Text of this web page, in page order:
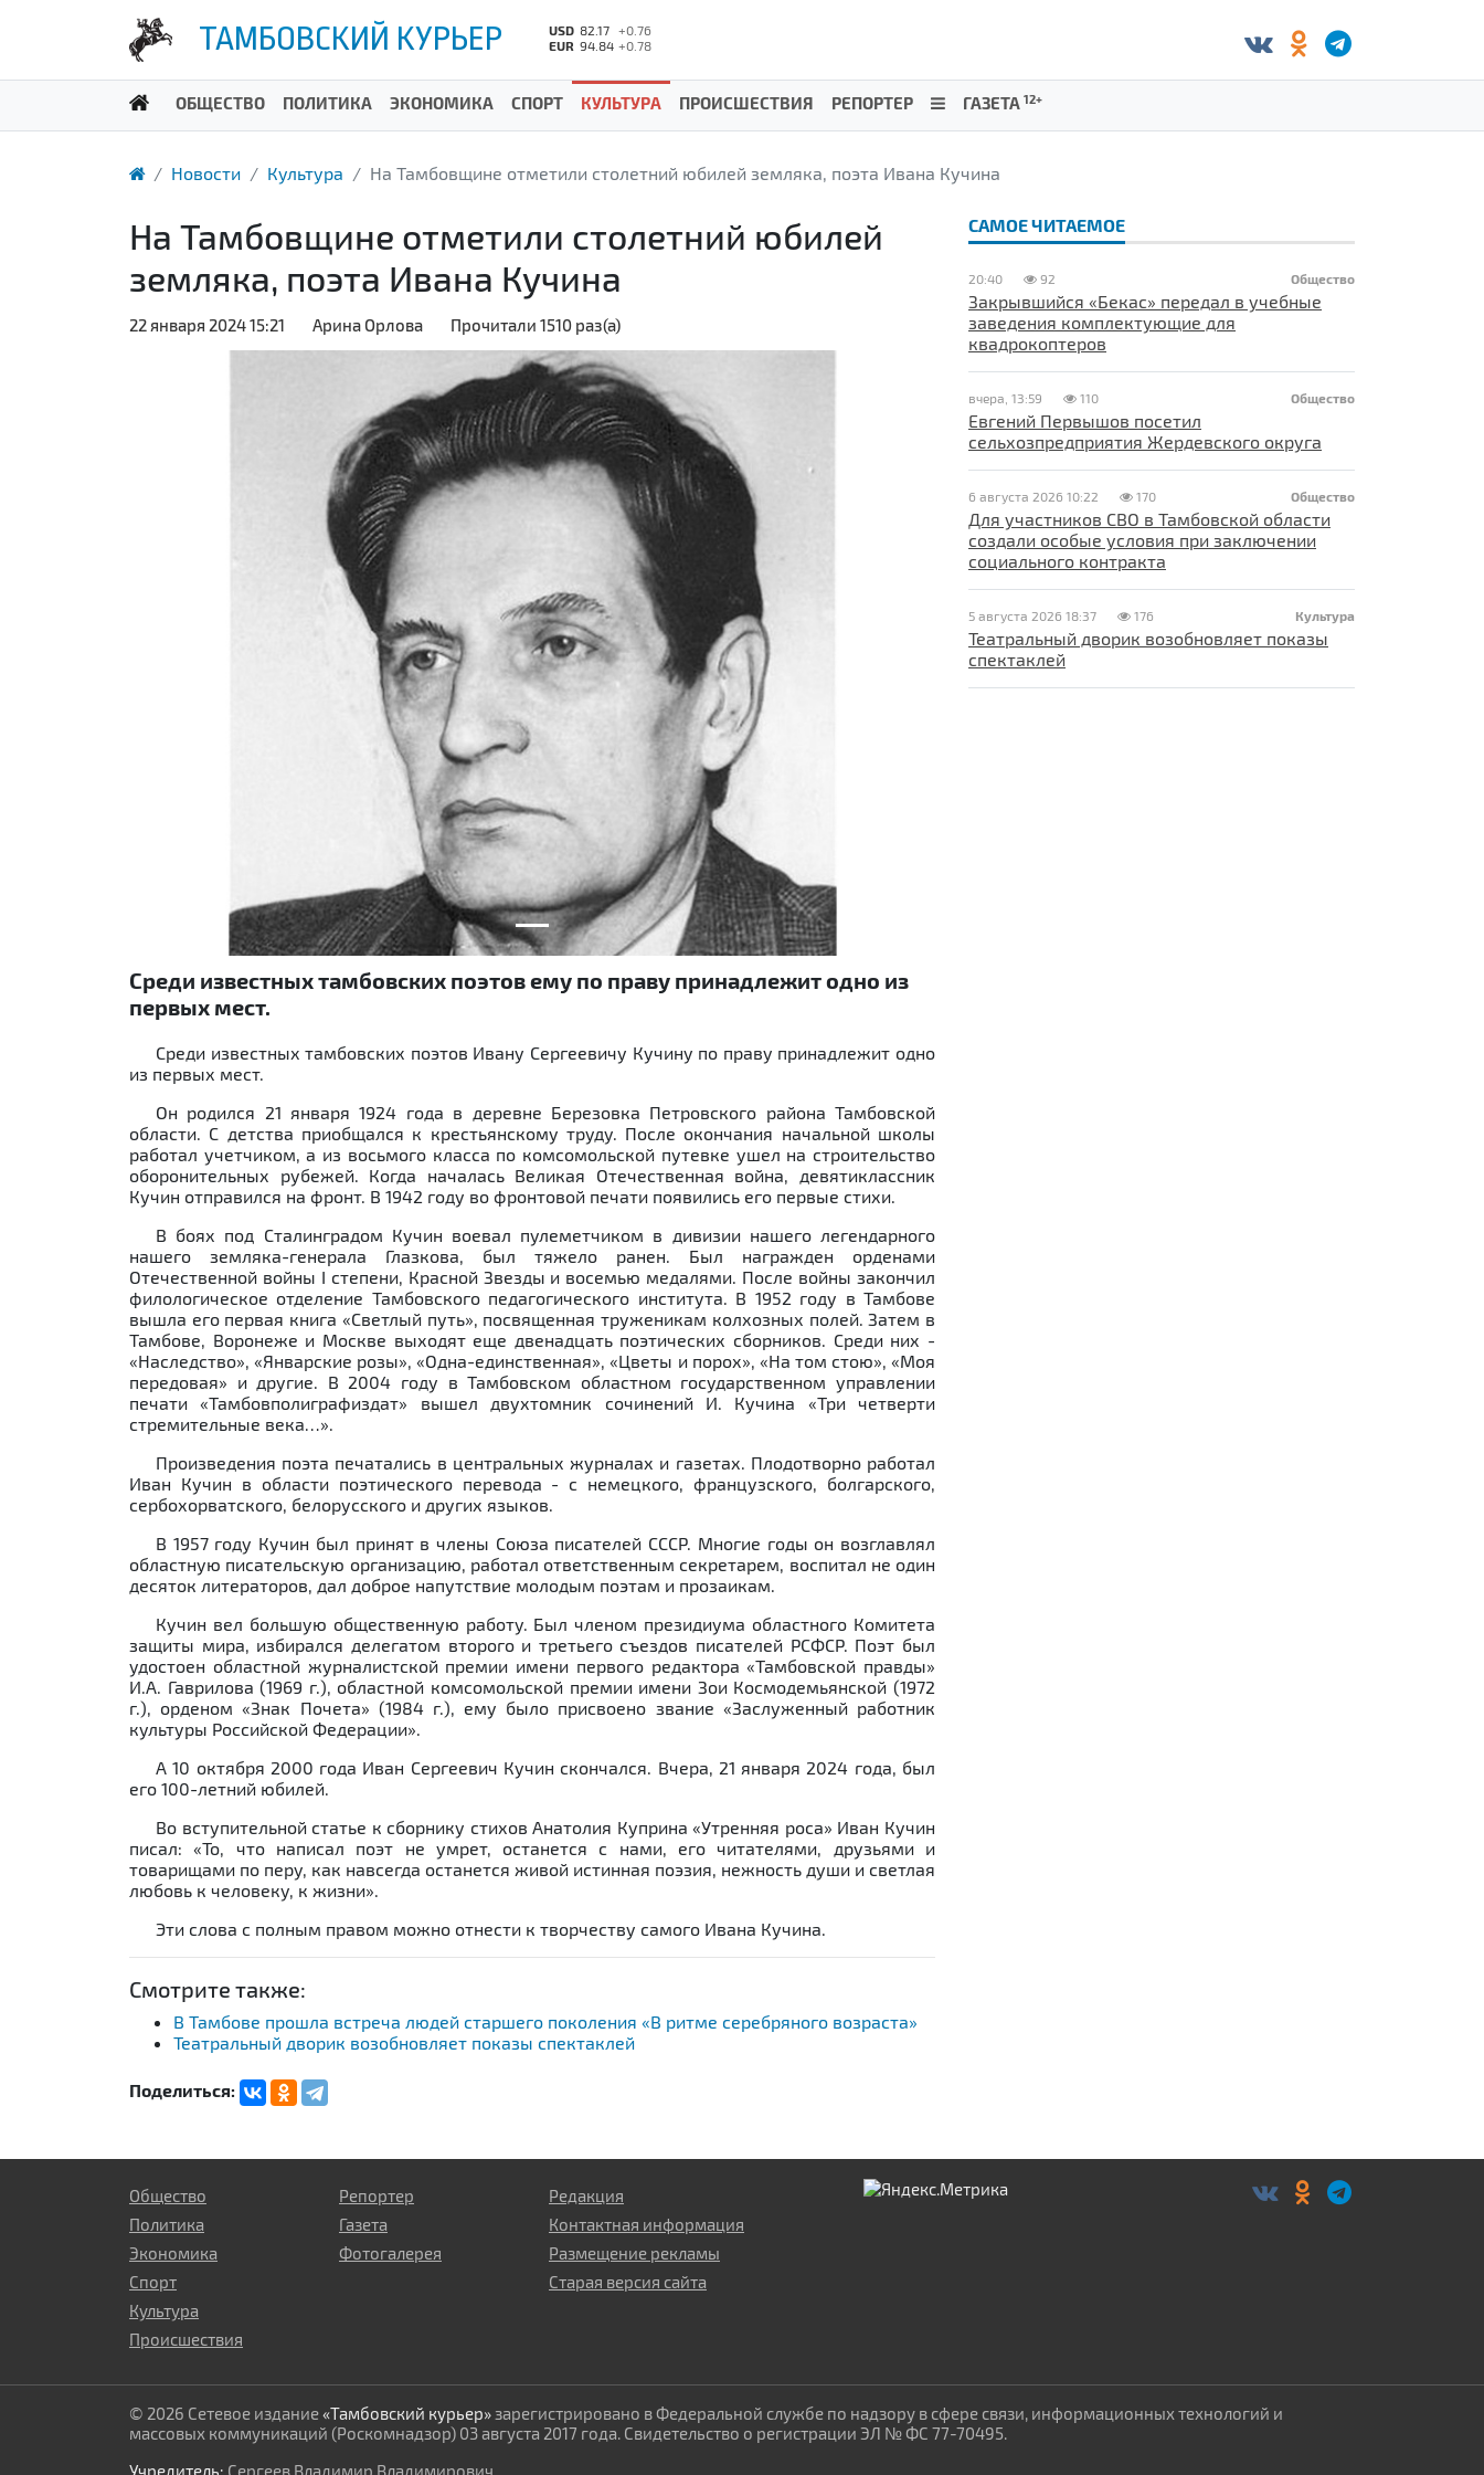
ТАМБОВСКИЙ КУРЬЕР USD 82.17 +0.76
EUR 94.84 +0.78
ОБЩЕСТВО ПОЛИТИКА ЭКОНОМИКА СПОРТ КУЛЬТУРА ПРОИСШЕСТВИЯ РЕПОРТЕР ГАЗЕТА 12+
Новости Культура На Тамбовщине отметили столетний юбилей земляка, поэта Ивана Кучина
На Тамбовщине отметили столетний юбилей
земляка, поэта Ивана Кучина
22 января 2024 15:21 Арина Орлова Прочитали 1510 раз(а)
Среди известных тамбовских поэтов ему по праву принадлежит одно из
первых мест.
Среди известных тамбовских поэтов Ивану Сергеевичу Кучину по праву принадлежит одно
из первых мест.
Он родился 21 января 1924 года в деревне Березовка Петровского района Тамбовской
области. С детства приобщался к крестьянскому труду. После окончания начальной школы
работал учетчиком, а из восьмого класса по комсомольской путевке ушел на строительство
оборонительных рубежей. Когда началась Великая Отечественная война, девятиклассник
Кучин отправился на фронт. В 1942 году во фронтовой печати появились его первые стихи.
В боях под Сталинградом Кучин воевал пулеметчиком в дивизии нашего легендарного
нашего земляка-генерала Глазкова, был тяжело ранен. Был награжден орденами
Отечественной войны I степени, Красной Звезды и восемью медалями. После войны закончил
филологическое отделение Тамбовского педагогического института. В 1952 году в Тамбове
вышла его первая книга «Светлый путь», посвященная труженикам колхозных полей. Затем в
Тамбове, Воронеже и Москве выходят еще двенадцать поэтических сборников. Среди них -
«Наследство», «Январские розы», «Одна-единственная», «Цветы и порох», «На том стою», «Моя
передовая» и другие. В 2004 году в Тамбовском областном государственном управлении
печати «Тамбовполиграфиздат» вышел двухтомник сочинений И. Кучина «Три четверти
стремительные века…».
Произведения поэта печатались в центральных журналах и газетах. Плодотворно работал
Иван Кучин в области поэтического перевода - с немецкого, французского, болгарского,
сербохорватского, белорусского и других языков.
В 1957 году Кучин был принят в члены Союза писателей СССР. Многие годы он возглавлял
областную писательскую организацию, работал ответственным секретарем, воспитал не один
десяток литераторов, дал доброе напутствие молодым поэтам и прозаикам.
Кучин вел большую общественную работу. Был членом президиума областного Комитета
защиты мира, избирался делегатом второго и третьего съездов писателей РСФСР. Поэт был
удостоен областной журналистской премии имени первого редактора «Тамбовской правды»
И.А. Гаврилова (1969 г.), областной комсомольской премии имени Зои Космодемьянской (1972
г.), орденом «Знак Почета» (1984 г.), ему было присвоено звание «Заслуженный работник
культуры Российской Федерации».
А 10 октября 2000 года Иван Сергеевич Кучин скончался. Вчера, 21 января 2024 года, был
его 100-летний юбилей.
Во вступительной статье к сборнику стихов Анатолия Куприна «Утренняя роса» Иван Кучин
писал: «То, что написал поэт не умрет, останется с нами, его читателями, друзьями и
товарищами по перу, как навсегда останется живой истинная поэзия, нежность души и светлая
любовь к человеку, к жизни».
Эти слова с полным правом можно отнести к творчеству самого Ивана Кучина.
Смотрите также:
В Тамбове прошла встреча людей старшего поколения «В ритме серебряного возраста»
Театральный дворик возобновляет показы спектаклей
Поделиться:
САМОЕ ЧИТАЕМОЕ
Общество
20:40 92
Закрывшийся «Бекас» передал в учебные
заведения комплектующие для
квадрокоптеров
Общество
вчера, 13:59 110
Евгений Первышов посетил
сельхозпредприятия Жердевского округа
Общество
6 августа 2026 10:22 170
Для участников СВО в Тамбовской области
создали особые условия при заключении
социального контракта
Культура
5 августа 2026 18:37 176
Театральный дворик возобновляет показы
спектаклей
Общество
Политика
Экономика
Спорт
Культура
Происшествия
Репортер
Газета
Фотогалерея
Редакция
Контактная информация
Размещение рекламы
Старая версия сайта
© 2026 Сетевое издание«Тамбовский курьер» зарегистрировано в Федеральной службе по надзору в сфере связи, информационных технологий и
массовых коммуникаций (Роскомнадзор) 03 августа 2017 года. Свидетельство о регистрации ЭЛ № ФС 77-70495.
Учредитель: Сергеев Владимир Владимирович